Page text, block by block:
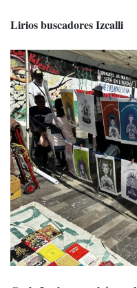
Lirios buscadores Izcalli